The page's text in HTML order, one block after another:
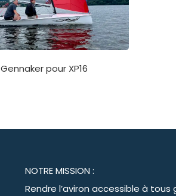
Gennaker pour XP16
NOTRE MISSION :
Rendre l’aviron accessible à